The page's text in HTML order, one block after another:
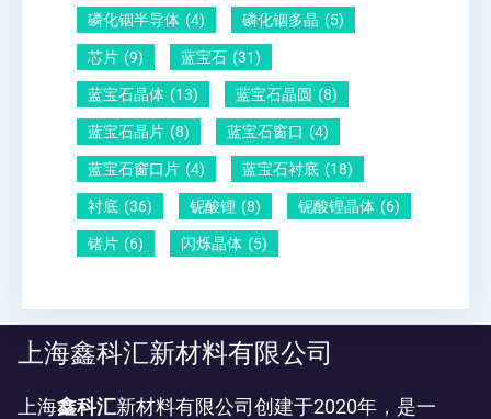
磷化铟半导体 (4) 磷化铟多晶 (5)
芯片 (9) 蓝宝石 (31)
蓝宝石晶体 (13) 蓝宝石晶圆 (8)
蓝宝石晶片 (8) 蓝宝石窗口 (4)
蓝宝石窗口片 (4) 蓝宝石衬底 (18)
衬底 (36) 铌酸锂 (8) 铌酸锂晶体 (6)
锗片 (6) 闪烁晶体 (5)
上海鑫科汇新材料有限公司
上海鑫科汇新材料有限公司创建于2020年，是一